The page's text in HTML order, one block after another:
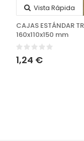
Vista Rápida
CAJAS ESTÁNDAR
160x110x150 mm
1,24 €